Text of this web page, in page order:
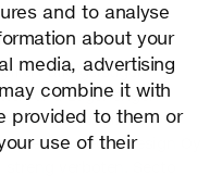
and to analyse
about your
media, advertising
combine it with
provided to them or
use of their
alle geistigen
und zugehörigen
Jegliche
von Secto Design Oy
verboten. Secto